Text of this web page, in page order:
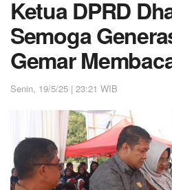
Ketua DPRD
Semoga
Gemar
Senin, 19/5/25 | 23:21 WIB